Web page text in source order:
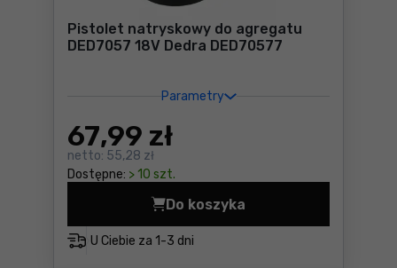
Pistolet natryskowy do agregatu
DED7057 18V Dedra DED70577
Parametry
67,99 zł
netto: 55,28 zł
Dostępne: > 10 szt.
U Ciebie za 1-3 dni
Do koszyka
Pistolet natryskowy do